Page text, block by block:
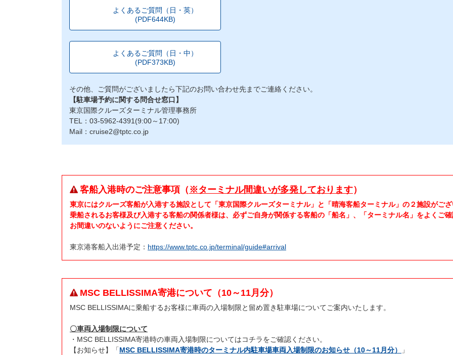
よくあるご質問（日・英）
(PDF644KB)
よくあるご質問（日・中）
(PDF373KB)
その他、ご質問がございましたら下記のお問い合わせ先までご連絡ください。
【駐車場予約に関する問合せ窓口】
東京国際クルーズターミナル管理事務所
TEL：03-5962-4391(9:00～17:00)
Mail：cruise2@tptc.co.jp
客船入港時のご注意事項（ ※ターミナル間違いが多発しております）
東京にはクルーズ客船が入港する施設として「東京国際クルーズターミナル」と「晴海客船ターミナル」の２施設がござ
乗船されるお客様及び入港する客船の関係者様は、必ずご自身が関係する客船の「船名」、「ターミナル名」をよくご確
お間違いのないようにご注意ください。
東京港客船入出港予定： https://www.tptc.co.jp/terminal/guide#arrival
MSC BELLISSIMA寄港について（10～11月分）
MSC BELLISSIMAに乗船するお客様に車両の入場制限と留め置き駐車場についてご案内いたします。
〇車両入場制限について
・MSC BELLISSIMA寄港時の車両入場制限についてはコチラをご確認ください。
【お知らせ】「MSC BELLISSIMA寄港時のターミナル内駐車場車両入場制限のお知らせ（10～11月分） 」